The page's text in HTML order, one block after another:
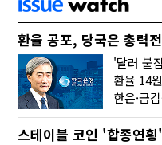
환율 공포, 당국은 총력전
스테이블 코인 '합종연횡'